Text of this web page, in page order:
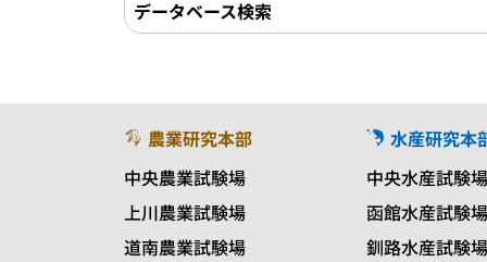
データベース検索
農業研究本部
中央農業試験場
上川農業試験場
道南農業試験場
水産研究本
中央水産試験
函館水産試験
釧路水産試験